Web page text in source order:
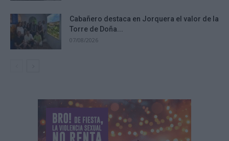
Cabañero destaca en Jorquera el valor de la
Torre de Doña...
07/08/2026